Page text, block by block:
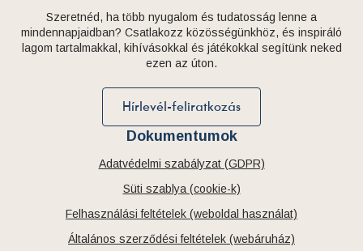
Szeretnéd, ha több nyugalom és tudatosság lenne a
mindennapjaidban? Csatlakozz közösségünkhöz, és inspiráló
lagom tartalmakkal, kihívásokkal és játékokkal segítünk neked
ezen az úton.
Hírlevél-feliratkozás
Dokumentumok
Adatvédelmi szabályzat (GDPR)
Süti szablya (cookie-k)
Felhasználási feltételek (weboldal használat)
Általános szerződési feltételek (webáruház)